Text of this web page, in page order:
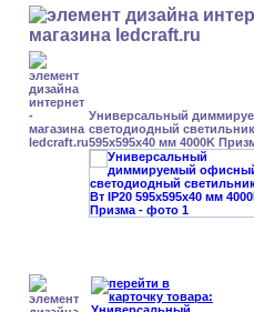
Универсальный
светодиодный
595x595x40 мм 4000K